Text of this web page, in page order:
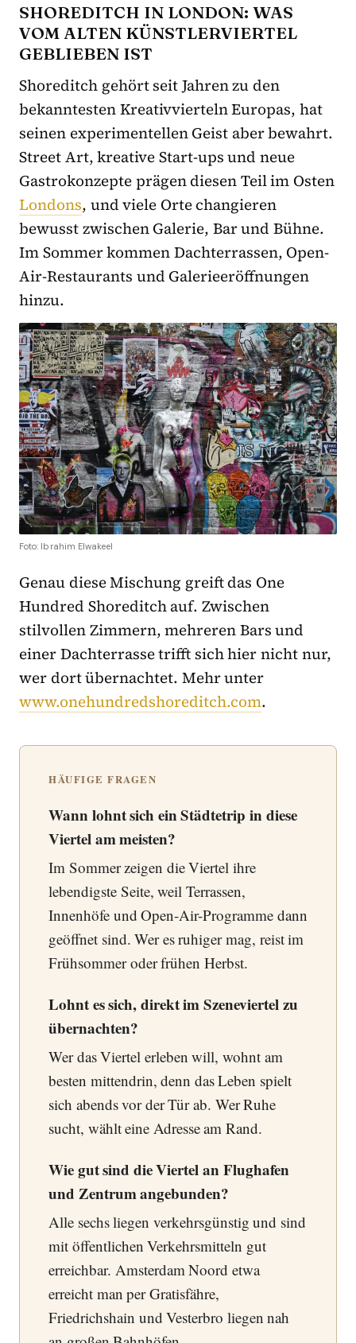
SHOREDITCH IN LONDON: WAS
VOM ALTEN KÜNSTLERVIERTEL
GEBLIEBEN IST
Shoreditch gehört seit Jahren zu den
bekanntesten Kreativvierteln Europas, hat
seinen experimentellen Geist aber bewahrt.
Street Art, kreative Start-ups und neue
Gastrokonzepte prägen diesen Teil im Osten
Londons, und viele Orte changieren
bewusst zwischen Galerie, Bar und Bühne.
Im Sommer kommen Dachterrassen, Open-
Air-Restaurants und Galerieeröffnungen
hinzu.
Foto: Ibrahim Elwakeel
Genau diese Mischung greift das One
Hundred Shoreditch auf. Zwischen
stilvollen Zimmern, mehreren Bars und
einer Dachterrasse trifft sich hier nicht nur,
wer dort übernachtet. Mehr unter
www.onehundredshoreditch.com.
HÄUFIGE FRAGEN
Wann lohnt sich ein Städtetrip in diese
Viertel am meisten?
Im Sommer zeigen die Viertel ihre
lebendigste Seite, weil Terrassen,
Innenhöfe und Open-Air-Programme dann
geöffnet sind. Wer es ruhiger mag, reist im
Frühsommer oder frühen Herbst.
Lohnt es sich, direkt im Szeneviertel zu
übernachten?
Wer das Viertel erleben will, wohnt am
besten mittendrin, denn das Leben spielt
sich abends vor der Tür ab. Wer Ruhe
sucht, wählt eine Adresse am Rand.
Wie gut sind die Viertel an Flughafen
und Zentrum angebunden?
Alle sechs liegen verkehrsgünstig und sind
mit öffentlichen Verkehrsmitteln gut
erreichbar. Amsterdam Noord etwa
erreicht man per Gratisfähre,
Friedrichshain und Vesterbro liegen nah